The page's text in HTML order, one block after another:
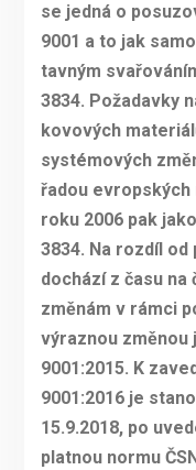
se jedná o
9001 a to jak
tavným
3834. Požadavky
kovových
systémových
řadou evropských
roku 2006 pak
3834. Na rozdíl
dochází z času na
změnám v rámci
výraznou změnou
9001:2015. K
9001:2016 je
15.9.2018, po
platnou normu